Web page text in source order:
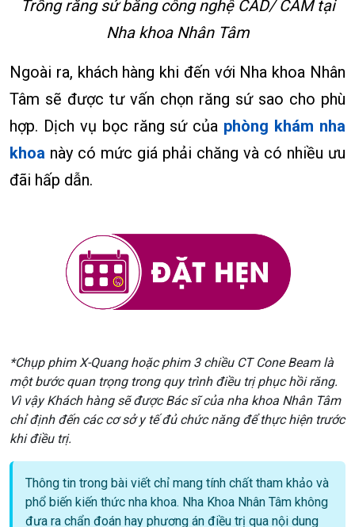
Trồng răng sứ bằng công nghệ CAD/ CAM tại
Nha khoa Nhân Tâm
Ngoài ra, khách hàng khi đến với Nha khoa Nhân
Tâm sẽ được tư vấn chọn răng sứ sao cho phù
hợp. Dịch vụ bọc răng sứ của phòng khám nha
khoa này có mức giá phải chăng và có nhiều ưu
đãi hấp dẫn.
*Chụp phim X-Quang hoặc phim 3 chiều CT Cone Beam là
một bước quan trọng trong quy trình điều trị phục hồi răng.
Vì vậy Khách hàng sẽ được Bác sĩ của nha khoa Nhân Tâm
chỉ định đến các cơ sở y tế đủ chức năng để thực hiện trước
khi điều trị.
Thông tin trong bài viết chỉ mang tính chất tham khảo và
phổ biến kiến thức nha khoa. Nha Khoa Nhân Tâm không
đưa ra chẩn đoán hay phương án điều trị qua nội dung